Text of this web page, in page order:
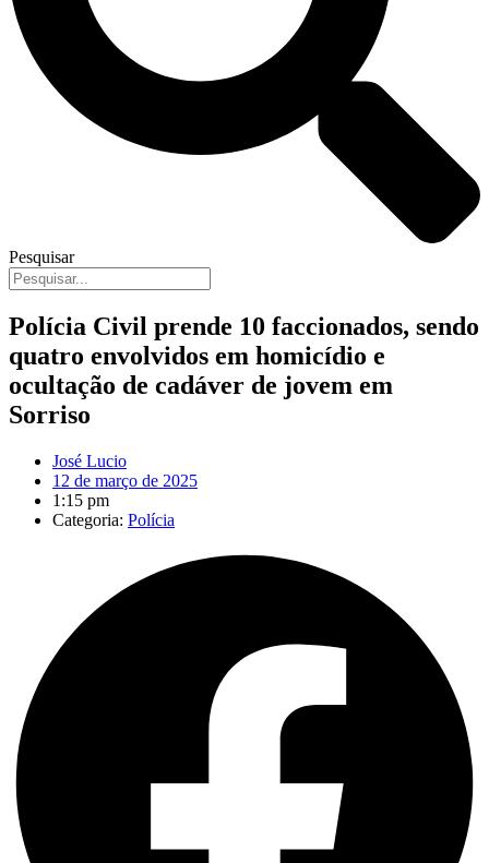
Pesquisar
Polícia Civil prende 10 faccionados, sendo
quatro envolvidos em homicídio e
ocultação de cadáver de jovem em
Sorriso
José Lucio
12 de março de 2025
1:15 pm
Categoria: Polícia